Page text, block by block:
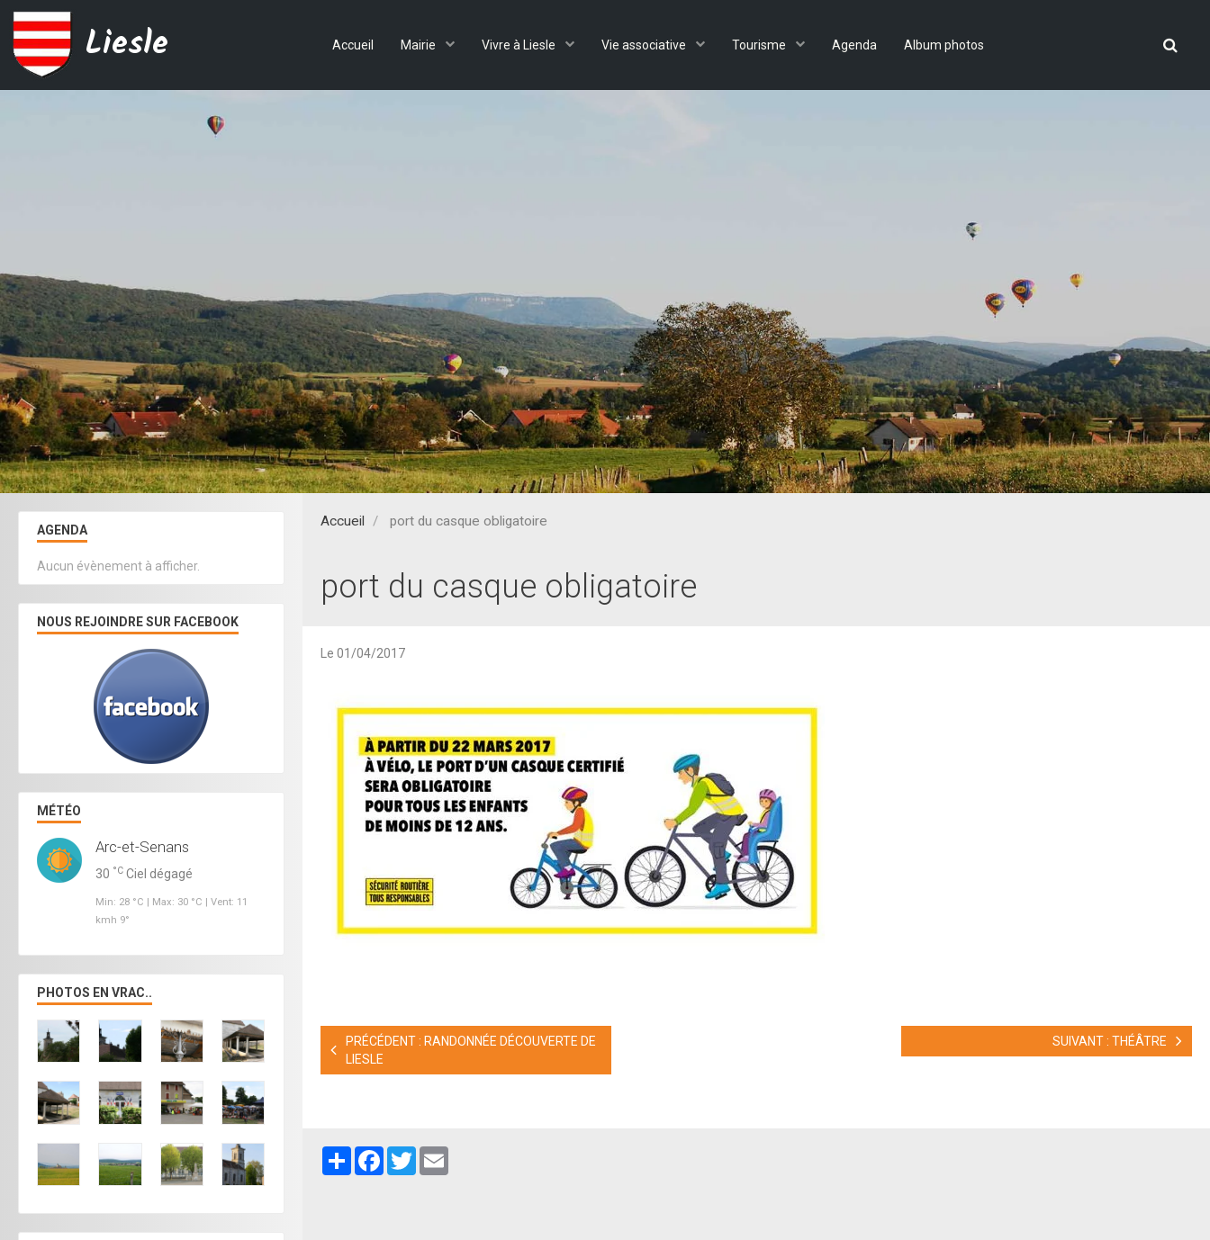
Liesle Accueil Mairie Vivre à Liesle Vie associative Tourisme Agenda Album photos
Accueil port du casque obligatoire
port du casque obligatoire
Le 01/04/2017
PRÉCÉDENT : RANDONNÉE DÉCOUVERTE DE
LIESLE
SUIVANT : THÉÂTRE
PartagerFacebook
Twitter
AGENDA
Aucun évènement à afficher.
NOUS REJOINDRE SUR FACEBOOK
MÉTÉO
Arc-et-Senans
30 °C Ciel dégagé
Min: 28 °C | Max: 30 °C | Vent: 11
kmh 9°
PHOTOS EN VRAC..